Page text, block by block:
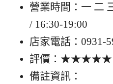
營業時間：一 二
/ 16:30-19:00
店家電話：0931-
評價：★★★★★
備註資訊：